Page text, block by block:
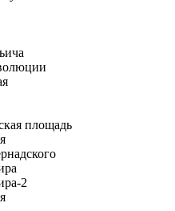
площадь
2